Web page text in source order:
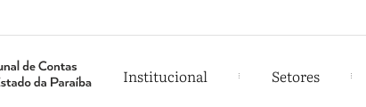
Institucional Setores